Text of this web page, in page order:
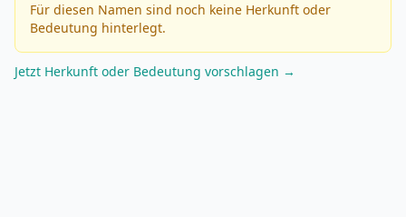
Für diesen Namen sind noch keine Herkunft oder
Bedeutung hinterlegt.
Jetzt Herkunft oder Bedeutung vorschlagen →